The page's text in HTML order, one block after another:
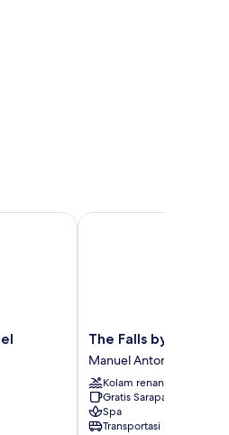
The
Falls
by
Lalibela
Manuel
Antonio
The Falls by Lalibela
Manuel Antonio
Kolam renang
Gratis Sarapan
Spa
Transportasi bandara
The Falls by Lalibela